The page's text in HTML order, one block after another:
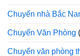
Chuyển nhà Bắc
Chuyển Văn Phòng
Chuyển văn phòng